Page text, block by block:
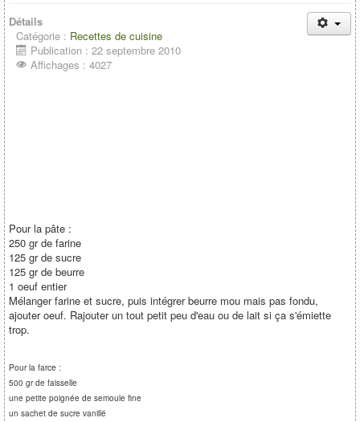
Détails
Catégorie : Recettes de cuisine
Publication : 22 septembre 2010
Affichages : 4027
Pour la pâte :
250 gr de farine
125 gr de sucre
125 gr de beurre
1 oeuf entier
Mélanger farine et sucre, puis intégrer beurre mou mais pas fondu,
ajouter oeuf. Rajouter un tout petit peu d'eau ou de lait si ça s'émiette
trop.
Pour la farce :
500 gr de faisselle
une petite poignée de semoule fine
un sachet de sucre vanillé